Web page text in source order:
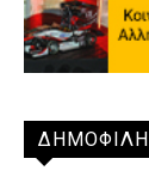
ΔΗΜΟΦΙΛΗ